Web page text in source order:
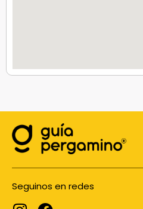
Seguinos en redes